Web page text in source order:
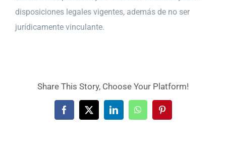
disposiciones legales vigentes, además de no ser
jurídicamente vinculante.
Share This Story, Choose Your Platform!
Facebook
X LinkedInWhatsAppPinterest